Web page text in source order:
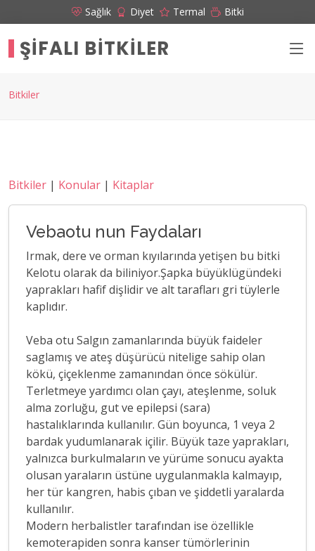
Sağlık Diyet Termal Bitki
ŞIFALI BITKILER
Bitkiler
Bitkiler | Konular | Kitaplar
Vebaotu nun Faydaları
Irmak, dere ve orman kıyılarında yetişen bu bitki
Kelotu olarak da biliniyor.Şapka büyüklügündeki
yaprakları hafif dişlidir ve alt tarafları gri tüylerle
kaplıdır.
Veba otu Salgın zamanlarında büyük faideler
saglamış ve ateş düşürücü nitelige sahip olan
kökü, çiçeklenme zamanından önce sökülür.
Terletmeye yardımcı olan çayı, ateşlenme, soluk
alma zorluğu, gut ve epilepsi (sara)
hastalıklarında kullanılır. Gün boyunca, 1 veya 2
bardak yudumlanarak içilir. Büyük taze yaprakları,
yalnızca burkulmaların ve yürüme sonucu ayakta
olusan yaraların üstüne uygulanmakla kalmayıp,
her tür kangren, habis çıban ve şiddetli yaralarda
kullanılır.
Modern herbalistler tarafından ise özellikle
kemoterapiden sonra kanser tümörlerinin